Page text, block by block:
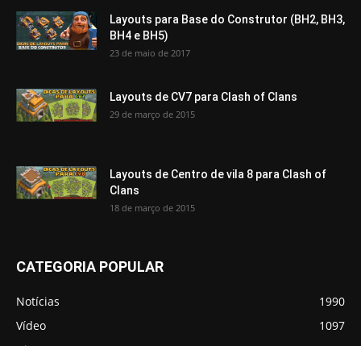
Layouts para Base do Construtor (BH2, BH3,
BH4 e BH5)
23 de maio de 2017
Layouts de CV7 para Clash of Clans
29 de março de 2015
Layouts de Centro de vila 8 para Clash of
Clans
18 de março de 2015
CATEGORIA POPULAR
Notícias
1990
Vídeo
1097